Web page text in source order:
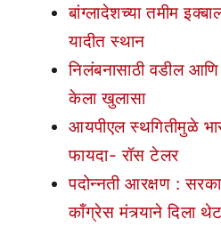
बांग्लादेशच्या तमीम
यादीत स्थान
निलंबनासाठी वडील आणि
केला खुलासा
आयपीएल स्थगितीमुळे
फायदा- रॉस टेलर
पदोन्नती आरक्षण :
कॉंग्रेस मंत्र्याने दिला थेट